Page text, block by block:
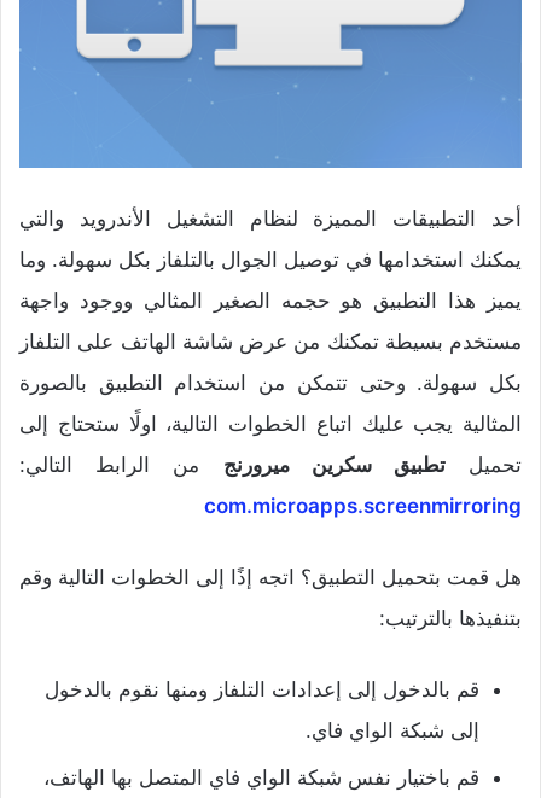
أحد التطبيقات المميزة لنظام التشغيل الأندرويد والتي
يمكنك استخدامها في توصيل الجوال بالتلفاز بكل سهولة. وما
يميز هذا التطبيق هو حجمه الصغير المثالي ووجود واجهة
مستخدم بسيطة تمكنك من عرض شاشة الهاتف على التلفاز
بكل سهولة. وحتى تتمكن من استخدام التطبيق بالصورة
المثالية يجب عليك اتباع الخطوات التالية، اولًا ستحتاج إلى
تحميلتطبيق سكرين ميرورنج من الرابط التالي:
com.microapps.screenmirroring
هل قمت بتحميل التطبيق؟ اتجه إذًا إلى الخطوات التالية وقم
بتنفيذها بالترتيب:
قم بالدخول إلى إعدادات التلفاز ومنها نقوم بالدخول
إلى شبكة الواي فاي.
قم باختيار نفس شبكة الواي فاي المتصل بها الهاتف،